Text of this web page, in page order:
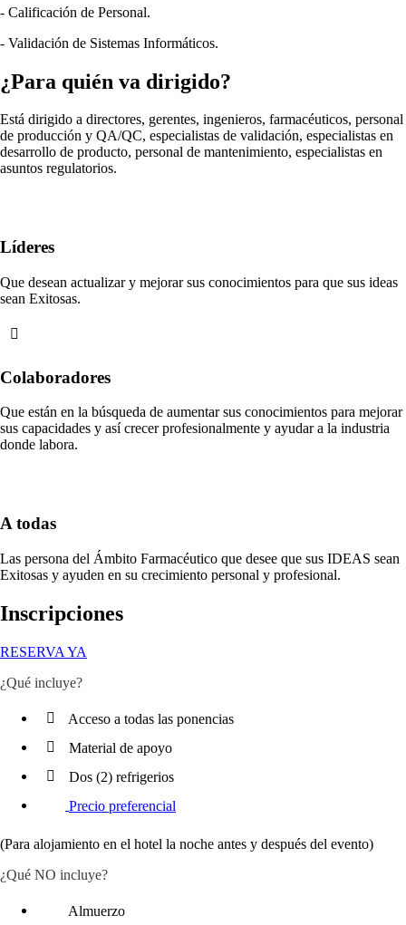
- Calificación de Personal.
- Validación de Sistemas Informáticos.
¿Para quién va dirigido?
Está dirigido a directores, gerentes, ingenieros, farmacéuticos, personal
de producción y QA/QC, especialistas de validación, especialistas en
desarrollo de producto, personal de mantenimiento, especialistas en
asuntos regulatorios.
Líderes
Que desean actualizar y mejorar sus conocimientos para que sus ideas
sean Exitosas.
Colaboradores
Que están en la búsqueda de aumentar sus conocimientos para mejorar
sus capacidades y así crecer profesionalmente y ayudar a la industria
donde labora.
A todas
Las persona del Ámbito Farmacéutico que desee que sus IDEAS sean
Exitosas y ayuden en su crecimiento personal y profesional.
Inscripciones
RESERVA YA
¿Qué incluye?
Acceso a todas las ponencias
Material de apoyo
Dos (2) refrigerios
Precio preferencial
(Para alojamiento en el hotel la noche antes y después del evento)
¿Qué NO incluye?
Almuerzo